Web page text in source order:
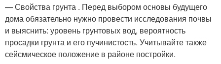
— Свойства грунта . Перед выбором основы будущего
дома обязательно нужно провести исследования почвы
и выяснить: уровень грунтовых вод, вероятность
просадки грунта и его пучинистость. Учитывайте также
сейсмическое положение в районе постройки.